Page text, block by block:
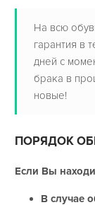
На всю
гарантия в
дней с
брака в
новые!
ПОРЯДОК
Если Вы
В случае